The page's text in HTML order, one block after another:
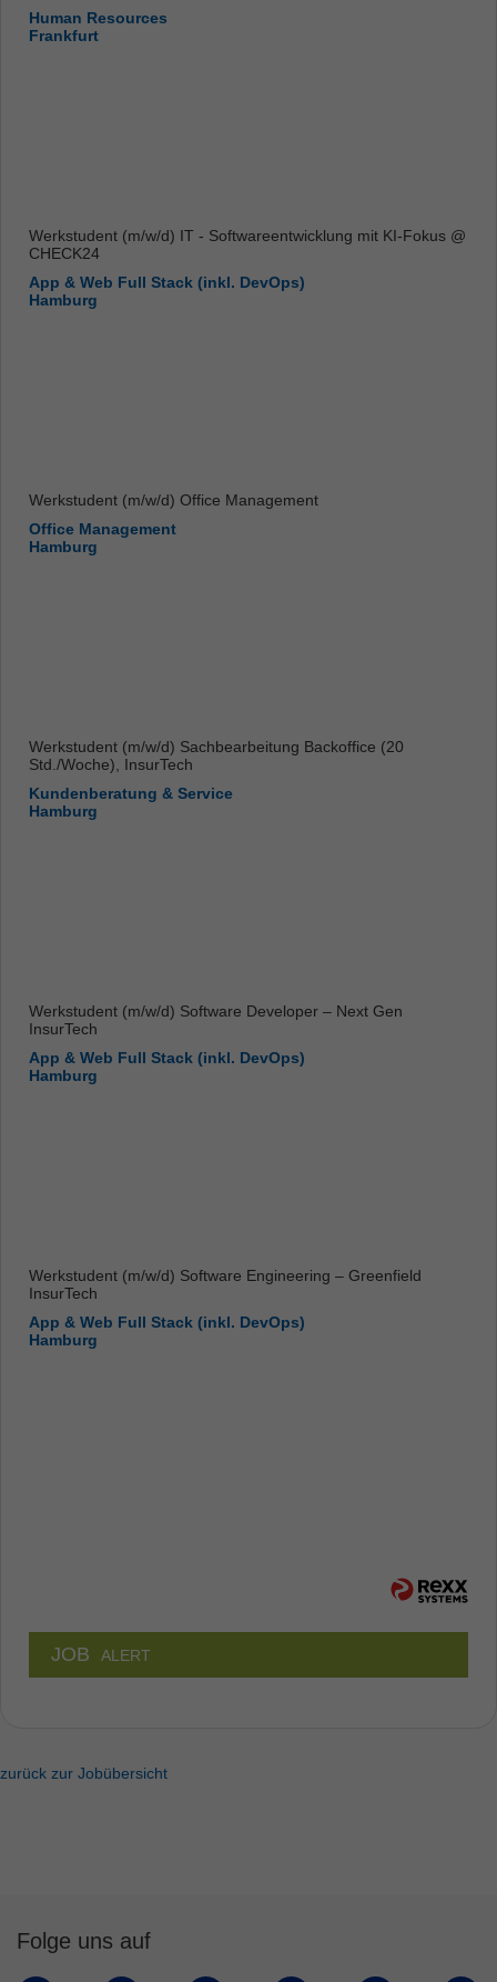
Human Resources
Frankfurt
Werkstudent (m/w/d) IT - Softwareentwicklung mit KI-Fokus @
CHECK24
App & Web Full Stack (inkl. DevOps)
Hamburg
Werkstudent (m/w/d) Office Management
Office Management
Hamburg
Werkstudent (m/w/d) Sachbearbeitung Backoffice (20
Std./Woche), InsurTech
Kundenberatung & Service
Hamburg
Werkstudent (m/w/d) Software Developer – Next Gen
InsurTech
App & Web Full Stack (inkl. DevOps)
Hamburg
Werkstudent (m/w/d) Software Engineering – Greenfield
InsurTech
App & Web Full Stack (inkl. DevOps)
Hamburg
JOB ALERT
zurück zur Jobübersicht
Folge uns auf